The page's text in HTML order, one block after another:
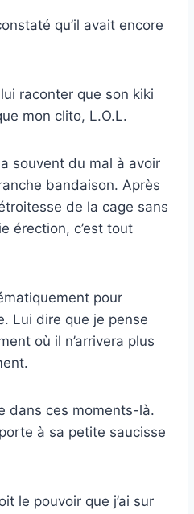
qu’il avait encore
raconter que son kiki
mon clito, L.O.L.
souvent du mal à avoir
bandaison. Après
de la cage sans
érection, c’est tout
pour
Lui dire que je pense
où il n’arrivera plus
dans ces moments-là.
à sa petite saucisse
le pouvoir que j’ai sur